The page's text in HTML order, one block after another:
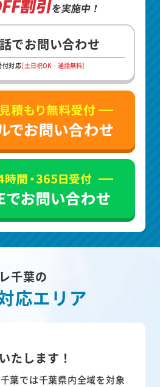
割引を実施中！
でお問い合わせ
付対応[土日祝OK・通話無料]
千葉の
応エリア
いたします！
葉では千葉県内全域を対象